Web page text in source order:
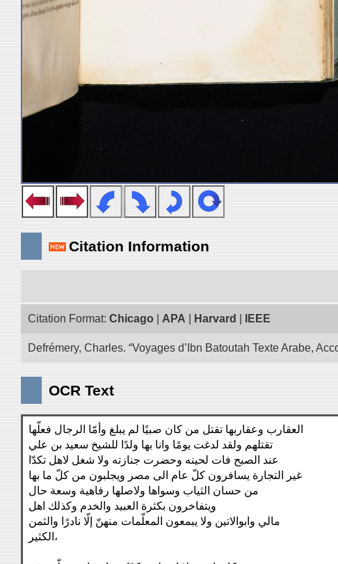
Citation Information
Citation Format: Chicago APA Harvard IEEE
Defrémery, Charles. “Voyages d’Ibn Batoutah Texte Arabe,
OCR Text
العقارب وعقاربها تقتل من كان صبيًا لم يبلغ وأمّا الرجال فعلّها
تقتلهم ولقد لدغت يومًا وانا بها ولدًا للشيخ سعيد بن علي
عند الصبح فات لحينه وحضرت جنازته ولا شغل لاهل تكدّا
غير التجارة يسافرون كلّ عام الى مصر ويجلبون من كلّ ما بها
من حسان الثياب وسواها ولاصلها رفاهية وسعة حال
ويتفاخرون بكثرة العبيد والخدم وكذلك اهل
مالي وابوالاتين ولا يبمعون المعلّمات منهنّ إلّا نادرًا والثمن
الكثير،